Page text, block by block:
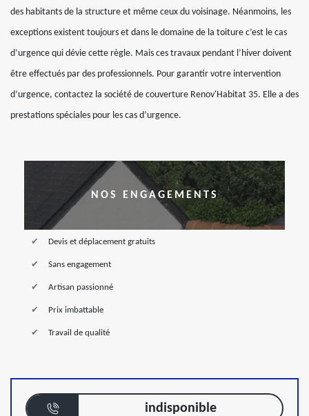
des habitants de la structure et même ceux du voisinage. Néanmoins, les
exceptions existent toujours et dans le domaine de la toiture c’est le cas
d’urgence qui dévie cette règle. Mais ces travaux pendant l’hiver doivent
être effectués par des professionnels. Pour garantir votre intervention
d’urgence, contactez la société de couverture Renov'Habitat 35. Elle a des
prestations spéciales pour les cas d’urgence.
NOS ENGAGEMENTS
Devis et déplacement gratuits
Sans engagement
Artisan passionné
Prix imbattable
Travail de qualité
indisponible